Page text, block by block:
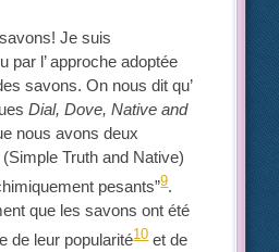
Je suis
par l’ approche adoptée
savons. On nous dit qu’
Dial, Dove, Native and
nous avons deux
Truth and Native)
pesants”9.
que les savons ont été
de leur popularité10et de